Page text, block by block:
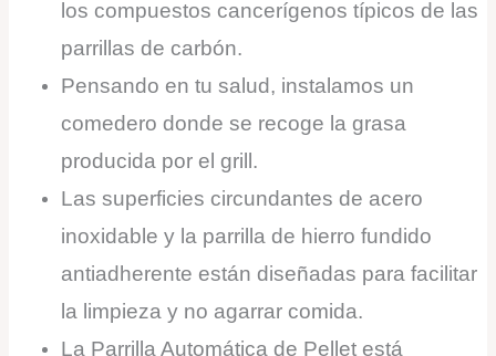
los compuestos cancerígenos típicos de las
parrillas de carbón.
Pensando en tu salud, instalamos un
comedero donde se recoge la grasa
producida por el grill.
Las superficies circundantes de acero
inoxidable y la parrilla de hierro fundido
antiadherente están diseñadas para facilitar
la limpieza y no agarrar comida.
La Parrilla Automática de Pellet está